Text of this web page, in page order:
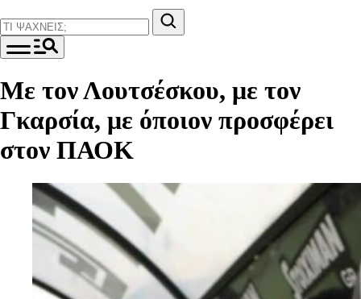
Με τον Λουτσέσκου, με τον
Γκαρσία, με όποιον προσφέρει
στον ΠΑΟΚ